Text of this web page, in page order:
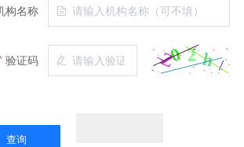
构名称
验证码